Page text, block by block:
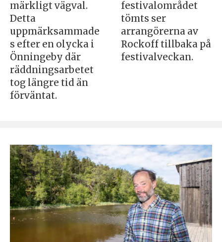
märkligt vägval.
Detta
uppmärksammade
s efter en olycka i
Önningeby där
räddningsarbetet
tog längre tid än
förväntat.
festivalområdet
tömts ser
arrangörerna av
Rockoff tillbaka på
festivalveckan.